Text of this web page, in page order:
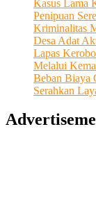
Kasus Lama
Penipuan
Kriminalitas
Desa Adat
Lapas
Melalui
Beban Biaya
Serahkan